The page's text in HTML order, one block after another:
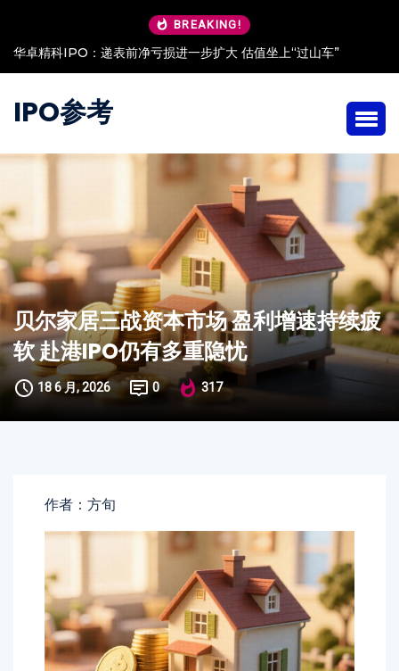
BREAKING!
华卓精科IPO：递表前净亏损进一步扩大 估值坐上“过山车”
IPO参考
贝尔家居三战资本市场 盈利增速持续疲
软 赴港IPO仍有多重隐忧
18 6 月, 2026 0 317
作者：方旬